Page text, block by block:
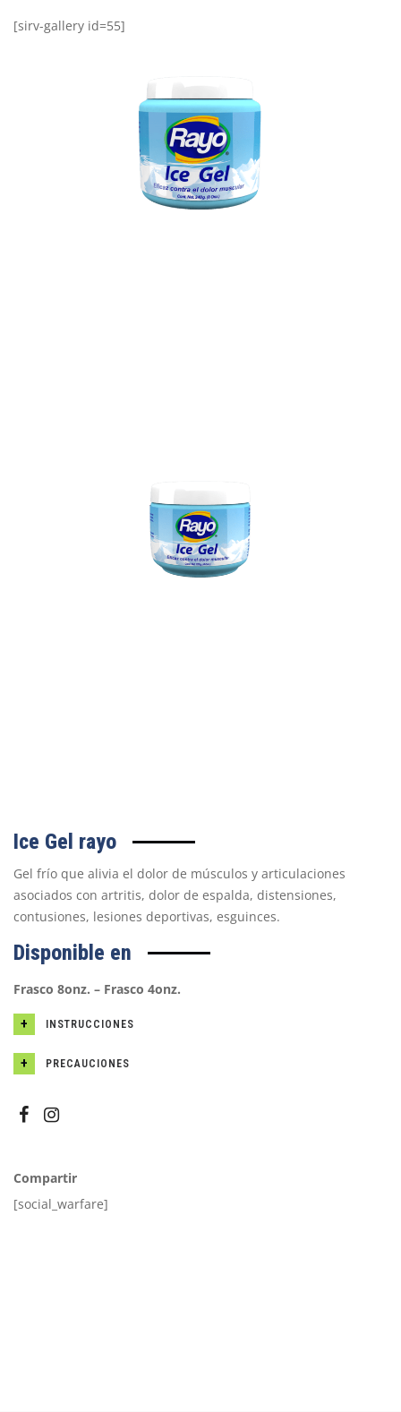
[sirv-gallery id=55]
Ice Gel rayo
Gel frío que alivia el dolor de músculos y articulaciones
asociados con artritis, dolor de espalda, distensiones,
contusiones, lesiones deportivas, esguinces.
Disponible en
Frasco 8onz. – Frasco 4onz.
INSTRUCCIONES
PRECAUCIONES
Compartir
[social_warfare]